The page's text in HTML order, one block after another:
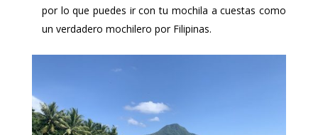
por lo que puedes ir con tu mochila a cuestas como
un verdadero mochilero por Filipinas.